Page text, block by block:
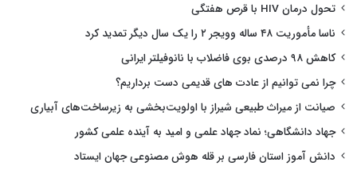
تحول درمان HIV با قرص هفتگی
ناسا مأموریت ۴۸ ساله وویجر ۲ را یک سال دیگر تمدید کرد
کاهش ۹۸ درصدی بوی فاضلاب با نانوفیلتر ایرانی
چرا نمی توانیم از عادت های قدیمی دست برداریم؟
صیانت از میراث طبیعی شیراز با اولویت‌بخشی به زیرساخت‌های آبیاری
جهاد دانشگاهی؛ نماد جهاد علمی و امید به آینده علمی کشور
دانش آموز استان فارسی بر قله هوش مصنوعی جهان ایستاد